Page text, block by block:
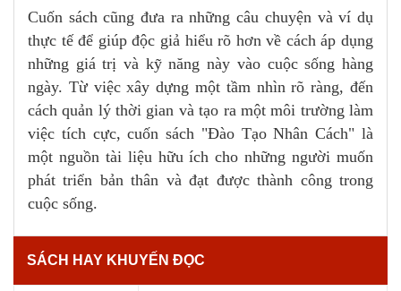
Cuốn sách cũng đưa ra những câu chuyện và ví dụ
thực tế để giúp độc giả hiểu rõ hơn về cách áp dụng
những giá trị và kỹ năng này vào cuộc sống hàng
ngày. Từ việc xây dựng một tầm nhìn rõ ràng, đến
cách quản lý thời gian và tạo ra một môi trường làm
việc tích cực, cuốn sách "Đào Tạo Nhân Cách" là
một nguồn tài liệu hữu ích cho những người muốn
phát triển bản thân và đạt được thành công trong
cuộc sống.
SÁCH HAY KHUYẾN ĐỌC